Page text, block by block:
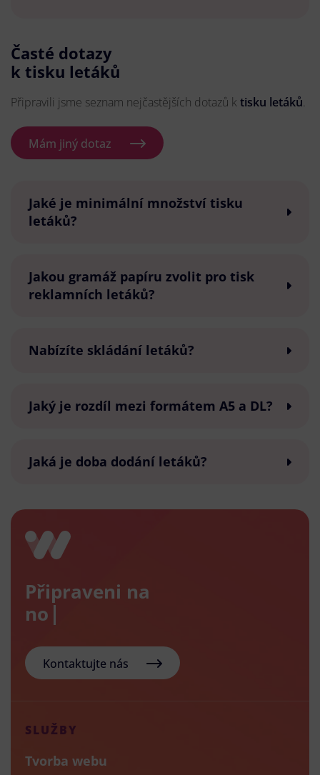
Časté dotazy
k tisku letáků
Připravili jsme seznam nejčastějších dotazů k tisku letáků.
Mám jiný dotaz
Jaké je minimální množství tisku
letáků?
Jakou gramáž papíru zvolit pro tisk
reklamních letáků?
Nabízíte skládání letáků?
Jaký je rozdíl mezi formátem A5 a DL?
Jaká je doba dodání letáků?
Připraveni na
nový e-
Kontaktujte nás
SLUŽBY
Tvorba webu